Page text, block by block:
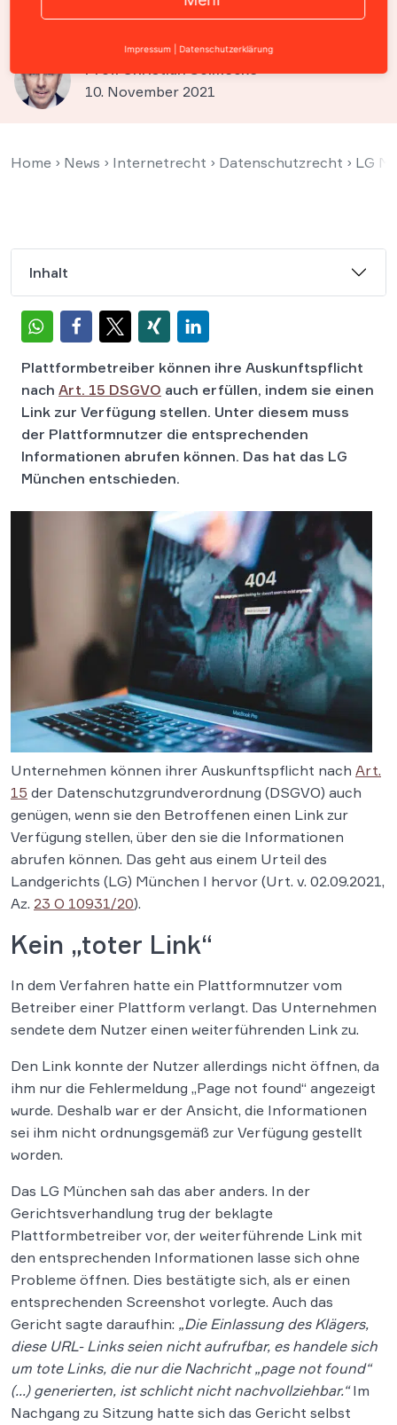
genügt
Prof. Christian Solmecke
10. November 2021
Home › News › Internetrecht › Datenschutzrecht › LG
Inhalt
Plattformbetreiber können ihre Auskunftspflicht
nach Art. 15 DSGVO auch erfüllen, indem sie einen
Link zur Verfügung stellen. Unter diesem muss
der Plattformnutzer die entsprechenden
Informationen abrufen können. Das hat das LG
München entschieden.
Unternehmen können ihrer Auskunftspflicht nach Art.
15 der Datenschutzgrundverordnung (DSGVO) auch
genügen, wenn sie den Betroffenen einen Link zur
Verfügung stellen, über den sie die Informationen
abrufen können. Das geht aus einem Urteil des
Landgerichts (LG) München I hervor (Urt. v. 02.09.2021,
Az. 23 O 10931/20).
Kein „toter Link“
In dem Verfahren hatte ein Plattformnutzer vom
Betreiber einer Plattform verlangt. Das Unternehmen
sendete dem Nutzer einen weiterführenden Link zu.
Den Link konnte der Nutzer allerdings nicht öffnen, da
ihm nur die Fehlermeldung „Page not found“ angezeigt
wurde. Deshalb war er der Ansicht, die Informationen
sei ihm nicht ordnungsgemäß zur Verfügung gestellt
worden.
Das LG München sah das aber anders. In der
Gerichtsverhandlung trug der beklagte
Plattformbetreiber vor, der weiterführende Link mit
den entsprechenden Informationen lasse sich ohne
Probleme öffnen. Dies bestätigte sich, als er einen
entsprechenden Screenshot vorlegte. Auch das
Gericht sagte daraufhin: „Die Einlassung des Klägers,
diese URL- Links seien nicht aufrufbar, es handele sich
um tote Links, die nur die Nachricht „page not found“
(…) generierten, ist schlicht nicht nachvollziehbar.“Im
Nachgang zu Sitzung hatte sich das Gericht selbst
Impressum Datenschutzerklärung